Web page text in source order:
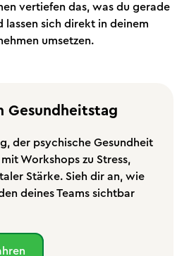
vertiefen das, was du gerade
lassen sich direkt in deinem
umsetzen.
Gesundheitstag
der psychische Gesundheit
Workshops zu Stress,
Stärke. Sieh dir an, wie
deines Teams sichtbar